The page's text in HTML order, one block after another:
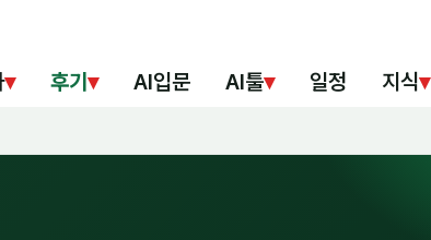
▾ 후기 ▾ AI입문 AI툴▾ 일정 지식▾